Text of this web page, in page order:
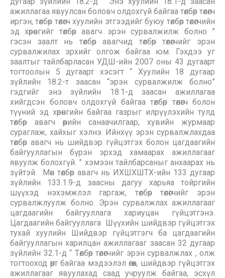
ажиллагаа явуулсан боловч олдохгүй байгаа төлбөр төлөгч
иргэн, төлбөр төлөгч хуулийн этгээдийг буюу төлбөр төлөгчийн
эд хөрөнгийг төлбөр авагч эрэн сурвалжилж болно ”
гэсэн заалт нь төлбөр авагчид төлбөр төлөгчийг эрэн
сурвалжилах эрхийг олгож байгаа юм. Гэхдээ уг
заалтыг тайлбарласан УДШ-ийн 2007 оны 43 дугаарт
тогтоолын 5 дугаарт хэсэгт “ Хуулийн 18 дугаар
зүйлийн 18.2-т заасан “эрэн сурвалжилж болно”
гэдгийг энэ зүйлийн 18.1-д заасан ажиллагаа
хийгдсэн боловч олдохгүй байгаа төлбөр төлөгч болон
түүний эд хөрөнгийн байгаа газрыг илрүүлэхийн тулд
төлбөр авагч өөрийн санаачилгаар, хувийн журмаар
сураглаж, хайхыг хэлнэ. Ийнхүү эрэн сурвалжлахдаа
төлбөр авагч нь шийдвэр гүйцэтгэх болон цагдаагийн
байгууллагын бүрэн эрхэд хамаарах ажиллагааг
явуулж болохгүй. ” хэмээн тайлбарсаныг анхаарах нь
зүйтэй. ​ Мөн төлбөр авагч нь ИХШХШТХ-ийн 133 дугаар
зүйлийн 133.1.9-д заасны дагуу харьяа тойргийн
шүүхэд нэхэмжлэл гаргаж, төлбөр төлөгчийг эрэн
сурвалжлуулж болно. Эрэн сурвалжлах ажиллагааг
цагдаагийн байгууллага хариуцан гүйцэтгэнэ.
Цагдаагийн байгууллага ​ Шүүхийн шийдвэр гүйцэтгэх
тухай хуулийн Шийдвэр гүйцэтгэгч ба цагдаагийн
байгууллагын харилцан ажиллагааг заасан 32 дугаар
зүйлийн 32.1-д “ Төлбөр төлөгчийг эрэн сурвалжлах , олж
тогтооход өөрт байгаа мэдээлэл өгөх, шийдвэр гүйцэтгэх
ажиллагааг явуулахад саад учруулж байгаа, эсхүл